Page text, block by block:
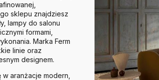
sklepu znajdziesz
lampy do salonu
formami,
Marka Ferm
linie oraz
designem.
aranżacje modern,